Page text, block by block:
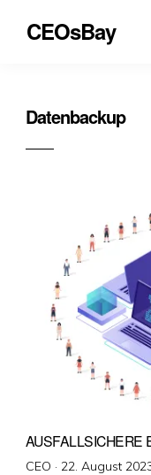
CEOsBay
Datenbackup
AUSFALLSICHERE
CEO · Veröffentlicht
22. August